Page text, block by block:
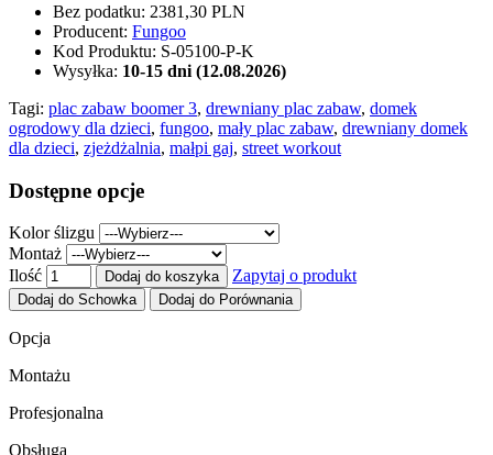
Bez podatku: 2381,30 PLN
Producent: Fungoo
Kod Produktu: S-05100-P-K
Wysyłka: 10-15 dni (12.08.2026)
Tagi: plac zabaw boomer 3, drewniany plac zabaw, domek
ogrodowy dla dzieci, fungoo, mały plac zabaw, drewniany domek
dla dzieci, zjeżdżalnia, małpi gaj, street workout
Dostępne opcje
Kolor ślizgu
Montaż
Ilość
Dodaj do koszyka Zapytaj o produkt
Dodaj do Schowka Dodaj do Porównania
Opcja
Montażu
Profesjonalna
Obsługa